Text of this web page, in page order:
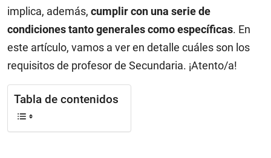
implica, además, cumplir con una serie de
condiciones tanto generales como específicas. En
este artículo, vamos a ver en detalle cuáles son los
requisitos de profesor de Secundaria. ¡Atento/a!
Tabla de contenidos